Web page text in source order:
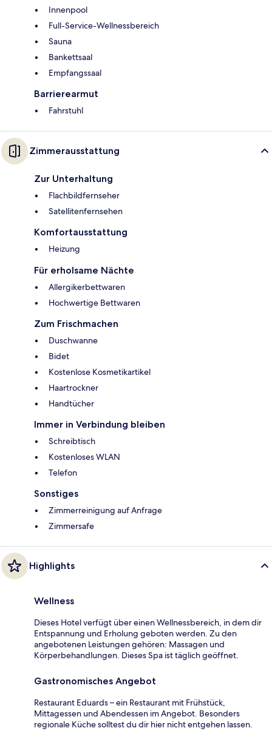
Innenpool
Full-Service-Wellnessbereich
Sauna
Bankettsaal
Empfangssaal
Barrierearmut
Fahrstuhl
Zimmerausstattung
Zur Unterhaltung
Flachbildfernseher
Satellitenfernsehen
Komfortausstattung
Heizung
Für erholsame Nächte
Allergikerbettwaren
Hochwertige Bettwaren
Zum Frischmachen
Duschwanne
Bidet
Kostenlose Kosmetikartikel
Haartrockner
Handtücher
Immer in Verbindung bleiben
Schreibtisch
Kostenloses WLAN
Telefon
Sonstiges
Zimmerreinigung auf Anfrage
Zimmersafe
Highlights
Wellness
Dieses Hotel verfügt über einen Wellnessbereich, in dem dir
Entspannung und Erholung geboten werden. Zu den
angebotenen Leistungen gehören: Massagen und
Körperbehandlungen. Dieses Spa ist täglich geöffnet.
Gastronomisches Angebot
Restaurant Eduards – ein Restaurant mit Frühstück,
Mittagessen und Abendessen im Angebot. Besonders
regionale Küche solltest du dir hier nicht entgehen lassen.